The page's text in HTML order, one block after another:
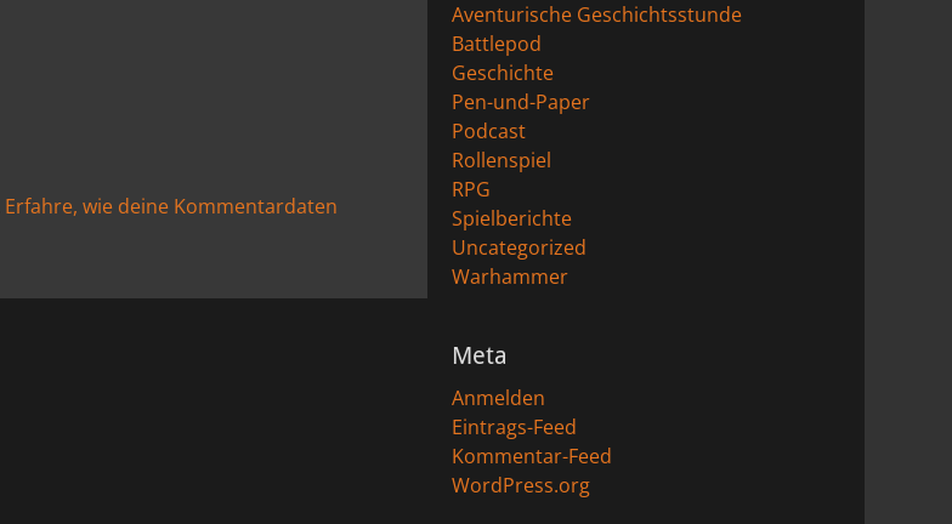
Erfahre, wie deine Kommentardaten
Aventurische Geschichtsstunde
Battlepod
Geschichte
Pen-und-Paper
Podcast
Rollenspiel
RPG
Spielberichte
Uncategorized
Warhammer
Meta
Anmelden
Eintrags-Feed
Kommentar-Feed
WordPress.org